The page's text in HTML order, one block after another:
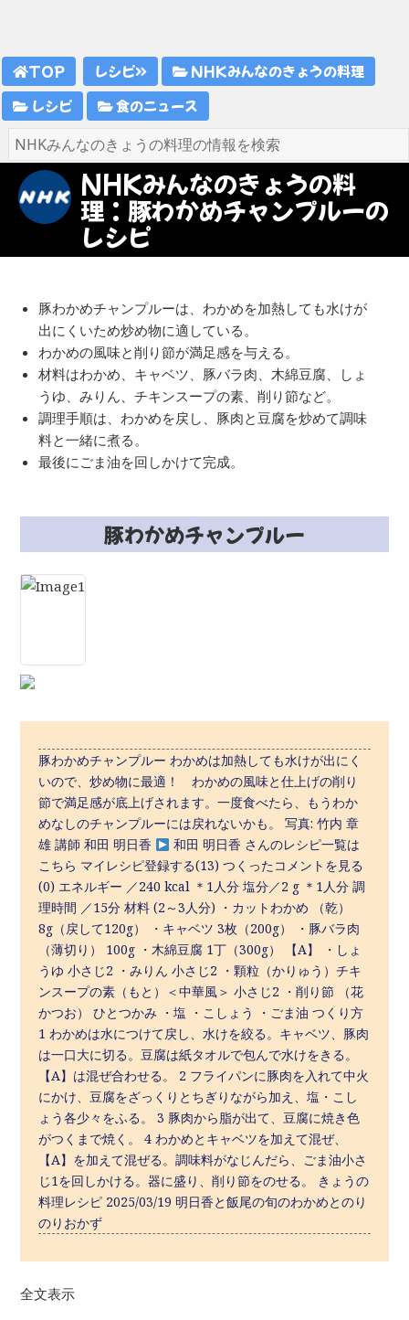
TOP レシピ
NHKみんなのきょうの料理
レシピ
食のニュース
NHKみんなのきょうの料
理：豚わかめチャンプルーの
レシピ
豚わかめチャンプルーは、わかめを加熱しても水けが
出にくいため炒め物に適している。
わかめの風味と削り節が満足感を与える。
材料はわかめ、キャベツ、豚バラ肉、木綿豆腐、しょ
うゆ、みりん、チキンスープの素、削り節など。
調理手順は、わかめを戻し、豚肉と豆腐を炒めて調味
料と一緒に煮る。
最後にごま油を回しかけて完成。
豚わかめチャンプルー
豚わかめチャンプルー わかめは加熱しても水けが出にく
いので、炒め物に最適！ わかめの風味と仕上げの削り
節で満足感が底上げされます。一度食べたら、もうわか
めなしのチャンプルーには戻れないかも。 写真: 竹内 章
雄 講師 和田 明日香
和田 明日香 さんのレシピ一覧は
こちら マイレシピ登録する(13) つくったコメントを見る
(0) エネルギー ／240 kcal ＊1人分 塩分／2 g ＊1人分 調
理時間 ／15分 材料 (2～3人分) ・カットわかめ （乾）
8g（戻して120g） ・キャベツ 3枚（200g） ・豚バラ肉
（薄切り） 100g ・木綿豆腐 1丁（300g） 【A】 ・しょ
うゆ 小さじ2 ・みりん 小さじ2 ・顆粒（かりゅう）チキ
ンスープの素（もと）＜中華風＞ 小さじ2 ・削り節 （花
かつお） ひとつかみ ・塩 ・こしょう ・ごま油 つくり方
1 わかめは水につけて戻し、水けを絞る。キャベツ、豚肉
は一口大に切る。豆腐は紙タオルで包んで水けをきる。
【A】は混ぜ合わせる。 2 フライパンに豚肉を入れて中火
にかけ、豆腐をざっくりとちぎりながら加え、塩・こし
ょう各少々をふる。 3 豚肉から脂が出て、豆腐に焼き色
がつくまで焼く。 4 わかめとキャベツを加えて混ぜ、
【A】を加えて混ぜる。調味料がなじんだら、ごま油小さ
じ1を回しかける。器に盛り、削り節をのせる。 きょうの
料理レシピ 2025/03/19 明日香と飯尾の旬のわかめとのり
のりおかず
全文表示